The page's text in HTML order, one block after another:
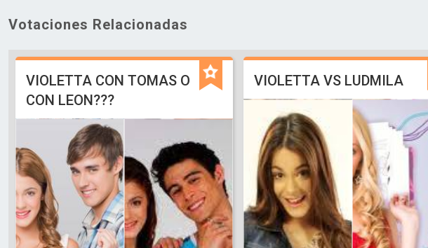
Votaciones Relacionadas
VIOLETTA CON TOMAS O
CON LEON???
VIOLETTA VS LUDMILA